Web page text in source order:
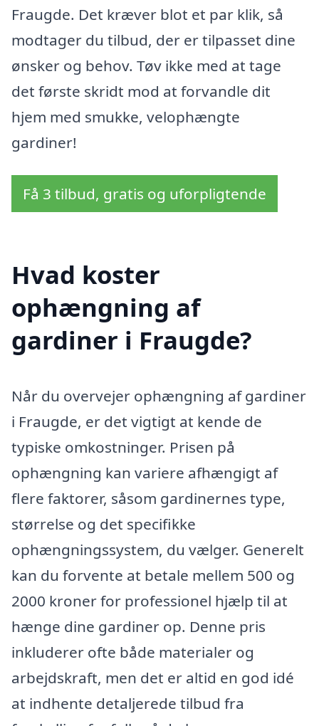
Fraugde. Det kræver blot et par klik, så
modtager du tilbud, der er tilpasset dine
ønsker og behov. Tøv ikke med at tage
det første skridt mod at forvandle dit
hjem med smukke, velophængte
gardiner!
Få 3 tilbud, gratis og uforpligtende
Hvad koster
ophængning af
gardiner i Fraugde?
Når du overvejer ophængning af gardiner
i Fraugde, er det vigtigt at kende de
typiske omkostninger. Prisen på
ophængning kan variere afhængigt af
flere faktorer, såsom gardinernes type,
størrelse og det specifikke
ophængningssystem, du vælger. Generelt
kan du forvente at betale mellem 500 og
2000 kroner for professionel hjælp til at
hænge dine gardiner op. Denne pris
inkluderer ofte både materialer og
arbejdskraft, men det er altid en god idé
at indhente detaljerede tilbud fra